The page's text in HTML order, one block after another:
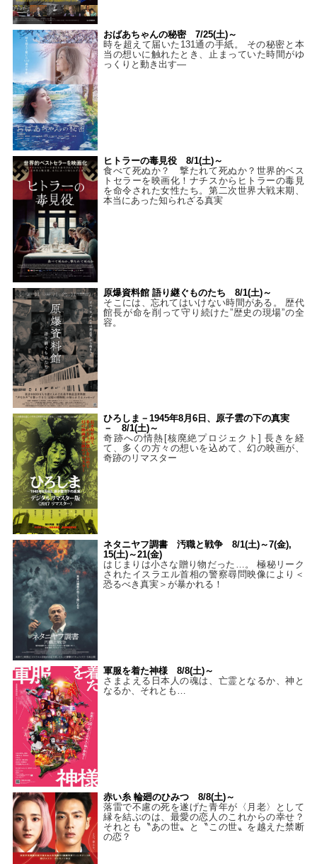
おばあちゃんの秘密 7/25(土)～
時を超えて届いた131通の手紙。 その秘密と本
当の想いに触れたとき、止まっていた時間がゆ
っくりと動き出す―
ヒトラーの毒見役 8/1(土)～
食べて死ぬか？ 撃たれて死ぬか？世界的ベス
トセラーを映画化！ナチスからヒトラーの毒見
を命令された女性たち。第二次世界大戦末期、
本当にあった知られざる真実
原爆資料館 語り継ぐものたち 8/1(土)～
そこには、忘れてはいけない時間がある。 歴代
館長が命を削って守り続けた”歴史の現場”の全
容。
ひろしま－1945年8月6日、原子雲の下の真実
－ 8/1(土)～
奇跡への情熱[核廃絶プロジェクト] 長きを経
て、多くの方々の想いを込めて、幻の映画が、
奇跡のリマスター
ネタニヤフ調書 汚職と戦争 8/1(土)～7(金),
15(土)～21(金)
はじまりは小さな贈り物だった…。 極秘リーク
されたイスラエル首相の警察尋問映像により＜
恐るべき真実＞が暴かれる！
軍服を着た神様 8/8(土)～
さまよえる日本人の魂は、亡霊となるか、神と
なるか、それとも…
赤い糸 輪廻のひみつ 8/8(土)～
落雷で不慮の死を遂げた青年が〈月老〉として
縁を結ぶのは、最愛の恋人のこれからの幸せ？
それとも〝あの世〟と〝この世〟を越えた禁断
の恋？